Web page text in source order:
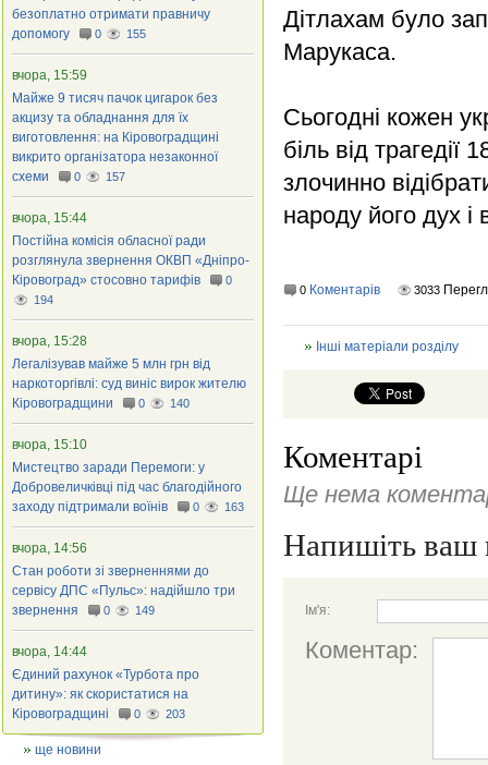
Дітлахам було
Марукаса.
Сьогодні кожен
біль від
злочинно
народу його дух і
0 Коментарів 3033
Інші матеріали розділу
Коментарі
Ще нема
Напишіть ваш
Ім'я:
Коментар:
безоплатно отримати правничу
допомогу
0 155
вчора, 15:59
Майже 9 тисяч пачок цигарок без
акцизу та обладнання для їх
виготовлення: на Кіровоградщині
викрито організатора незаконної
схеми
0 157
вчора, 15:44
Постійна комісія обласної ради
розглянула звернення ОКВП «Дніпро-
Кіровоград» стосовно тарифів
0
194
вчора, 15:28
Легалізував майже 5 млн грн від
наркоторгівлі: суд виніс вирок жителю
Кіровоградщини
0 140
вчора, 15:10
Мистецтво заради Перемоги: у
Добровеличківці під час благодійного
заходу підтримали воїнів
0 163
вчора, 14:56
Стан роботи зі зверненнями до
сервісу ДПС «Пульс»: надійшло три
звернення
0 149
вчора, 14:44
Єдиний рахунок «Турбота про
дитину»: як скористатися на
Кіровоградщині
0 203
ще новини